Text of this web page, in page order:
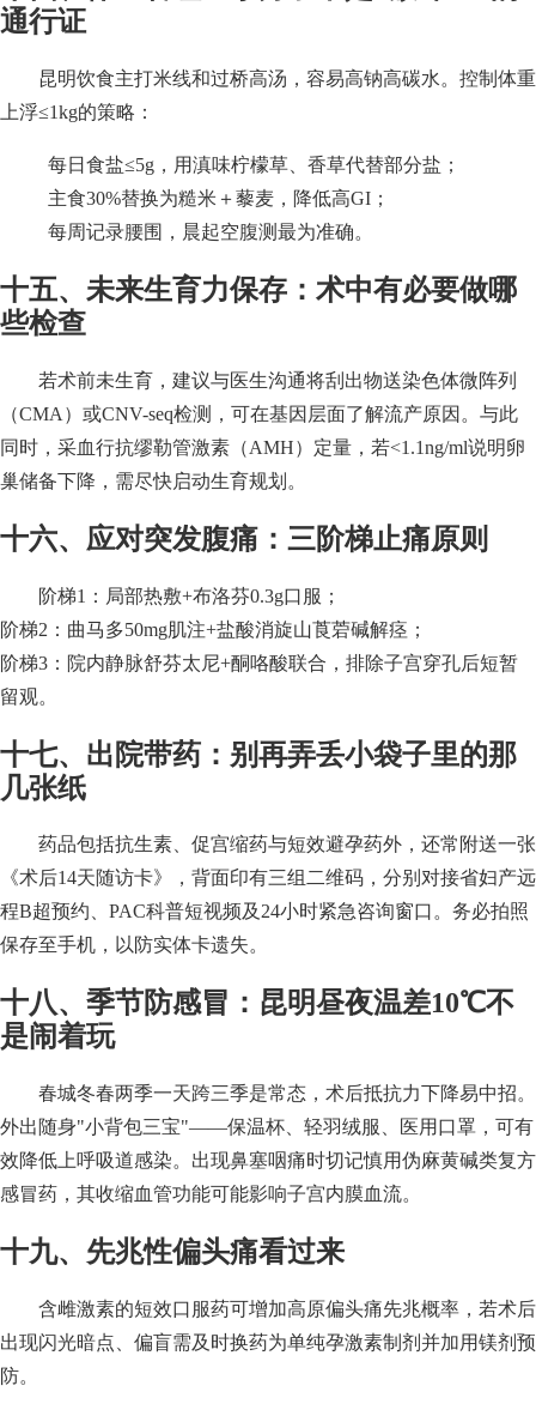
通行证
昆明饮食主打米线和过桥高汤，容易高钠高碳水。控制体重
上浮≤1kg的策略：
每日食盐≤5g，用滇味柠檬草、香草代替部分盐；
主食30%替换为糙米＋藜麦，降低高GI；
每周记录腰围，晨起空腹测最为准确。
十五、未来生育力保存：术中有必要做哪
些检查
若术前未生育，建议与医生沟通将刮出物送染色体微阵列
（CMA）或CNV-seq检测，可在基因层面了解流产原因。与此
同时，采血行抗缪勒管激素（AMH）定量，若<1.1ng/ml说明卵
巢储备下降，需尽快启动生育规划。
十六、应对突发腹痛：三阶梯止痛原则
阶梯1：局部热敷+布洛芬0.3g口服；
阶梯2：曲马多50mg肌注+盐酸消旋山莨菪碱解痉；
阶梯3：院内静脉舒芬太尼+酮咯酸联合，排除子宫穿孔后短暂
留观。
十七、出院带药：别再弄丢小袋子里的那
几张纸
药品包括抗生素、促宫缩药与短效避孕药外，还常附送一张
《术后14天随访卡》，背面印有三组二维码，分别对接省妇产远
程B超预约、PAC科普短视频及24小时紧急咨询窗口。务必拍照
保存至手机，以防实体卡遗失。
十八、季节防感冒：昆明昼夜温差10℃不
是闹着玩
春城冬春两季一天跨三季是常态，术后抵抗力下降易中招。
外出随身"小背包三宝"——保温杯、轻羽绒服、医用口罩，可有
效降低上呼吸道感染。出现鼻塞咽痛时切记慎用伪麻黄碱类复方
感冒药，其收缩血管功能可能影响子宫内膜血流。
十九、先兆性偏头痛看过来
含雌激素的短效口服药可增加高原偏头痛先兆概率，若术后
出现闪光暗点、偏盲需及时换药为单纯孕激素制剂并加用镁剂预
防。